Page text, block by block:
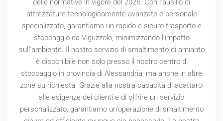
delle normative in vigore del 2026. Con l'ausilio di
attrezzature tecnologicamente avanzate e personale
specializzato, garantiamo un rapido e sicuro trasporto e
stoccaggio da Viguzzolo, minimizzando l'impatto
sull'ambiente. Il nostro servizio di smaltimento di amianto
è disponibile non solo presso il nostro centro di
stoccaggio in provincia di Alessandria, ma anche in altre
zone su richiesta. Grazie alla nostra capacità di adattarci
alle esigenze dei clienti e di offrire un servizio
personalizzato, garantiamo un'operazione di smaltimento